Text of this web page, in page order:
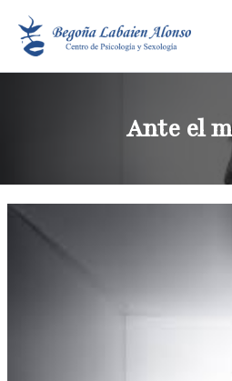
Ante el